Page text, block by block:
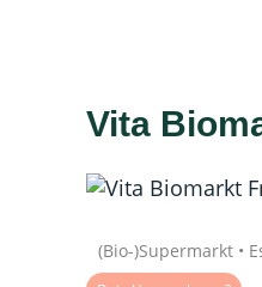
Vita
(Bio-)Supermarkt •